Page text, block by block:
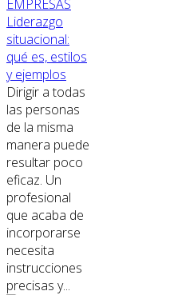
EMPRESAS
Liderazgo
situacional:
qué es, estilos
y ejemplos
Dirigir a todas
las personas
de la misma
manera puede
resultar poco
eficaz. Un
profesional
que acaba de
incorporarse
necesita
instrucciones
precisas y...